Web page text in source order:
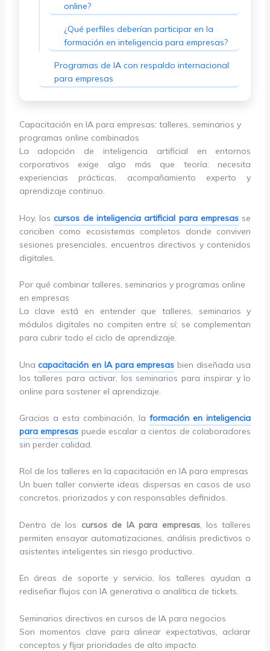
online?
¿Qué perfiles deberían participar en la
formación en inteligencia para empresas?
Programas de IA con respaldo internacional
para empresas
Capacitación en IA para empresas: talleres, seminarios y
programas online combinados
La adopción de inteligencia artificial en entornos
corporativos exige algo más que teoría: necesita
experiencias prácticas, acompañamiento experto y
aprendizaje continuo.
Hoy, loscursos de inteligencia artificial para empresas se
conciben como ecosistemas completos donde conviven
sesiones presenciales, encuentros directivos y contenidos
digitales.
Por qué combinar talleres, seminarios y programas online
en empresas
La clave está en entender que talleres, seminarios y
módulos digitales no compiten entre sí; se complementan
para cubrir todo el ciclo de aprendizaje.
Unacapacitación en IA para empresas bien diseñada usa
los talleres para activar, los seminarios para inspirar y lo
online para sostener el aprendizaje.
Gracias a esta combinación, la formación en inteligencia
para empresas puede escalar a cientos de colaboradores
sin perder calidad.
Rol de los talleres en la capacitación en IA para empresas
Un buen taller convierte ideas dispersas en casos de uso
concretos, priorizados y con responsables definidos.
Dentro de los cursos de IA para empresas, los talleres
permiten ensayar automatizaciones, análisis predictivos o
asistentes inteligentes sin riesgo productivo.
En áreas de soporte y servicio, los talleres ayudan a
rediseñar flujos con IA generativa o analítica de tickets.
Seminarios directivos en cursos de IA para negocios
Son momentos clave para alinear expectativas, aclarar
conceptos y fijar prioridades de alto impacto.